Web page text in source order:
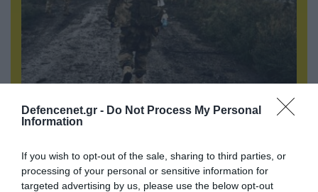
Defencenet.gr - Do Not Process My Personal
Information
If you wish to opt-out of the sale, sharing to third parties, or
processing of your personal or sensitive information for
targeted advertising by us, please use the below opt-out
06.08.2026 | 17:02
Ουκρανία: Αποκαλύφθηκε ο αριθμός των